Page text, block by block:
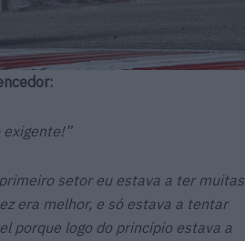
setor eu estava a ter muitas
era melhor, e só estava a tentar
porque logo do princípio estava a